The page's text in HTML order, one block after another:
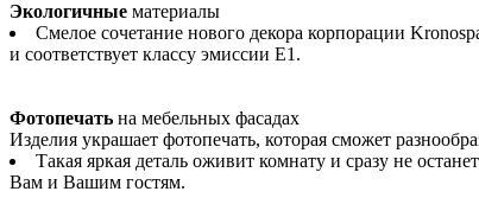
Экологичные материалы
Смелое сочетание нового декора корпорации
и соответствует классу эмиссии Е1.
Фотопечать на мебельных фасадах
Изделия украшает фотопечать, которая сможет
Такая яркая деталь оживит комнату и сразу не
Вам и Вашим гостям.